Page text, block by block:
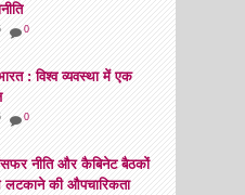
0
: विश्व व्यवस्था में एक
0
नीति और कैबिनेट बैठकों
लटकाने की औपचारिकता